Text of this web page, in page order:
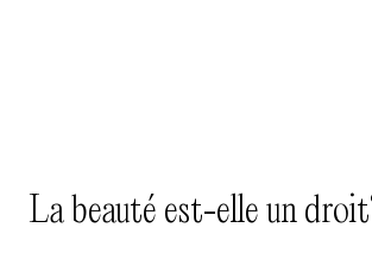
La beauté est-elle un